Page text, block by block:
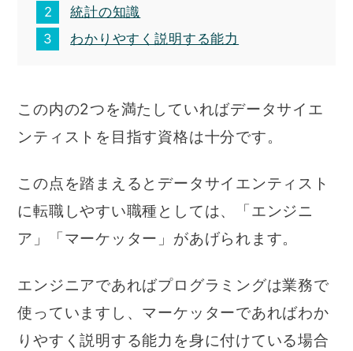
統計の知識
わかりやすく説明する能力
この内の2つを満たしていればデータサイエ
ンティストを目指す資格は十分です。
この点を踏まえるとデータサイエンティスト
に転職しやすい職種としては、「エンジニ
ア」「マーケッター」があげられます。
エンジニアであればプログラミングは業務で
使っていますし、マーケッターであればわか
りやすく説明する能力を身に付けている場合